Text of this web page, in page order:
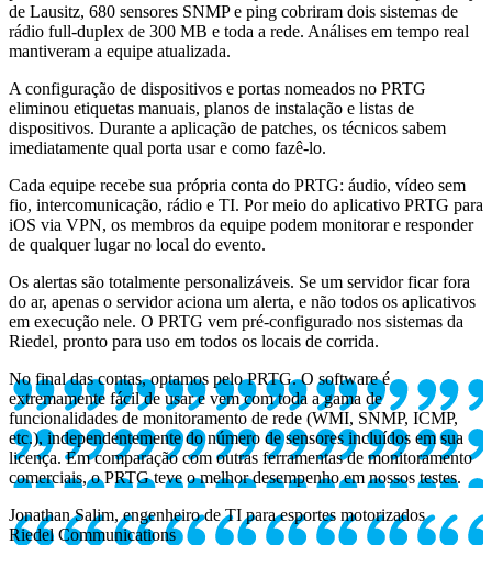
de Lausitz, 680 sensores SNMP e ping cobriram dois sistemas de
rádio full-duplex de 300 MB e toda a rede. Análises em tempo real
mantiveram a equipe atualizada.
A configuração de dispositivos e portas nomeados no PRTG
eliminou etiquetas manuais, planos de instalação e listas de
dispositivos. Durante a aplicação de patches, os técnicos sabem
imediatamente qual porta usar e como fazê-lo.
Cada equipe recebe sua própria conta do PRTG: áudio, vídeo sem
fio, intercomunicação, rádio e TI. Por meio do aplicativo PRTG para
iOS via VPN, os membros da equipe podem monitorar e responder
de qualquer lugar no local do evento.
Os alertas são totalmente personalizáveis. Se um servidor ficar fora
do ar, apenas o servidor aciona um alerta, e não todos os aplicativos
em execução nele. O PRTG vem pré-configurado nos sistemas da
Riedel, pronto para uso em todos os locais de corrida.
No final das contas, optamos pelo PRTG. O software é
extremamente fácil de usar e vem com toda a gama de
funcionalidades de monitoramento de rede (WMI, SNMP, ICMP,
etc.), independentemente do número de sensores incluídos em sua
licença. Em comparação com outras ferramentas de monitoramento
comerciais, o PRTG teve o melhor desempenho em nossos testes.
Jonathan Salim, engenheiro de TI para esportes motorizados
Riedel Communications